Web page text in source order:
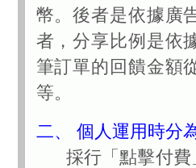
幣。後者是依據廣
者，分享比例是依
筆訂單的回饋金額
等。
二、 個人運用時分
採行「點擊付費